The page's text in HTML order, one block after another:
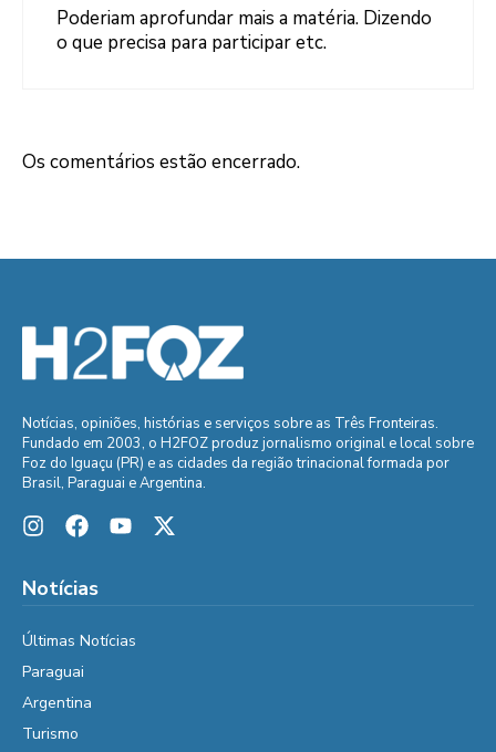
Poderiam aprofundar mais a matéria. Dizendo
o que precisa para participar etc.
Os comentários estão encerrado.
Notícias, opiniões, histórias e serviços sobre as Três Fronteiras.
Fundado em 2003, o H2FOZ produz jornalismo original e local sobre
Foz do Iguaçu (PR) e as cidades da região trinacional formada por
Brasil, Paraguai e Argentina.
Notícias
Últimas Notícias
Paraguai
Argentina
Turismo